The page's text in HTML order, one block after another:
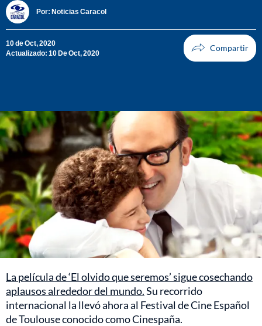
Por: Noticias Caracol
10 de Oct, 2020
Actualizado: 10 De Oct, 2020
La película de ‘El olvido que seremos’ sigue cosechando
aplausos alrededor del mundo.Su recorrido
internacional la llevó ahora al Festival de Cine Español
de Toulouse conocido como Cinespaña.